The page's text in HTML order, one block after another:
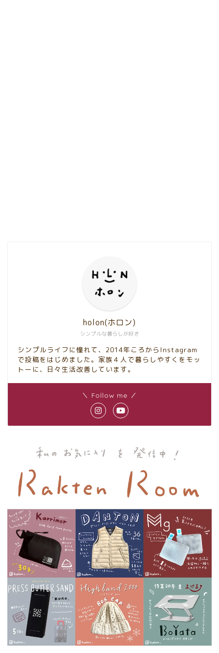
シンプルな暮らしが好き
holon(ホロン)
シンプルライフに憧れて、2014年ころからInstagram
で投稿をはじめました。家族４人で暮らしやすくをモッ
トーに、日々生活改善しています。
＼ Follow me ／